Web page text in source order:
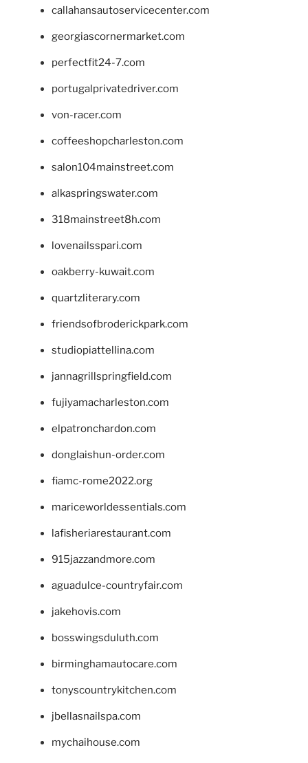
callahansautoservicecenter.com
georgiascornermarket.com
perfectfit24-7.com
portugalprivatedriver.com
von-racer.com
coffeeshopcharleston.com
salon104mainstreet.com
alkaspringswater.com
318mainstreet8h.com
lovenailsspari.com
oakberry-kuwait.com
quartzliterary.com
friendsofbroderickpark.com
studiopiattellina.com
jannagrillspringfield.com
fujiyamacharleston.com
elpatronchardon.com
donglaishun-order.com
fiamc-rome2022.org
mariceworldessentials.com
lafisheriarestaurant.com
915jazzandmore.com
aguadulce-countryfair.com
jakehovis.com
bosswingsduluth.com
birminghamautocare.com
tonyscountrykitchen.com
jbellasnailspa.com
mychaihouse.com